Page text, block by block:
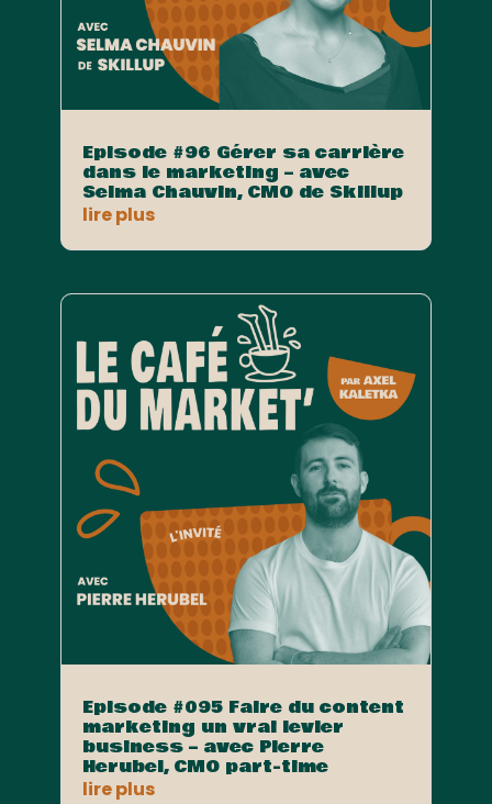
Episode #96 Gérer sa carrière
dans le marketing – avec
Selma Chauvin, CMO de Skillup
lire plus
Episode #095 Faire du content
marketing un vrai levier
business – avec Pierre
Herubel, CMO part-time
lire plus